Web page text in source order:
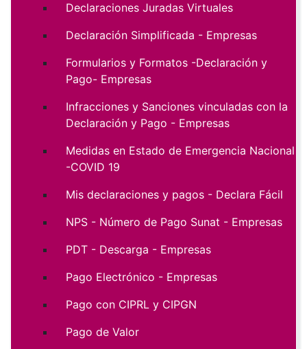
Declaraciones Juradas Virtuales
Declaración Simplificada - Empresas
Formularios y Formatos -Declaración y
Pago- Empresas
Infracciones y Sanciones vinculadas con la
Declaración y Pago - Empresas
Medidas en Estado de Emergencia Nacional
-COVID 19
Mis declaraciones y pagos - Declara Fácil
NPS - Número de Pago Sunat - Empresas
PDT - Descarga - Empresas
Pago Electrónico - Empresas
Pago con CIPRL y CIPGN
Pago de Valor